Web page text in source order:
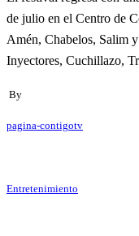
de julio en el Centro de
Amén, Chabelos, Salim
Inyectores, Cuchillazo,
By
pagina-contigotv
Entretenimiento